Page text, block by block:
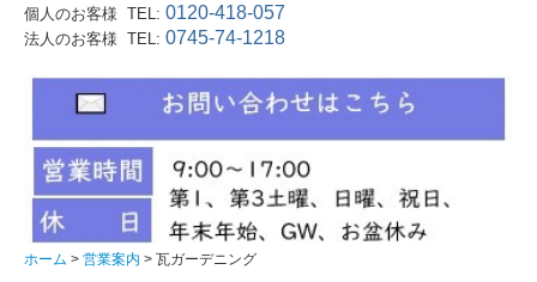
営業品目
葺き替えのメリット
ドローン屋根調査
瓦ガーデニング
太陽光発電
個人のお客様 TEL: 0120-418-057
法人のお客様 TEL: 0745-74-1218
ホーム 営業案内 瓦ガーデニング